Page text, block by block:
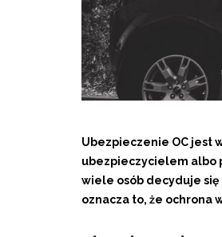
Ubezpieczenie OC jest
ubezpieczycielem albo
wiele osób decyduje się
oznacza to, że ochrona